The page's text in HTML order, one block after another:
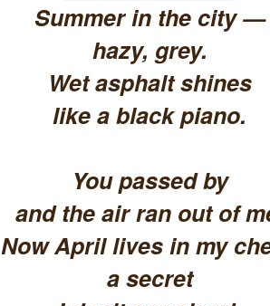
Summer in the city —
hazy, grey.
Wet asphalt shines
like a black piano.
You passed by
and the air ran out of
Now April lives in my
a secret